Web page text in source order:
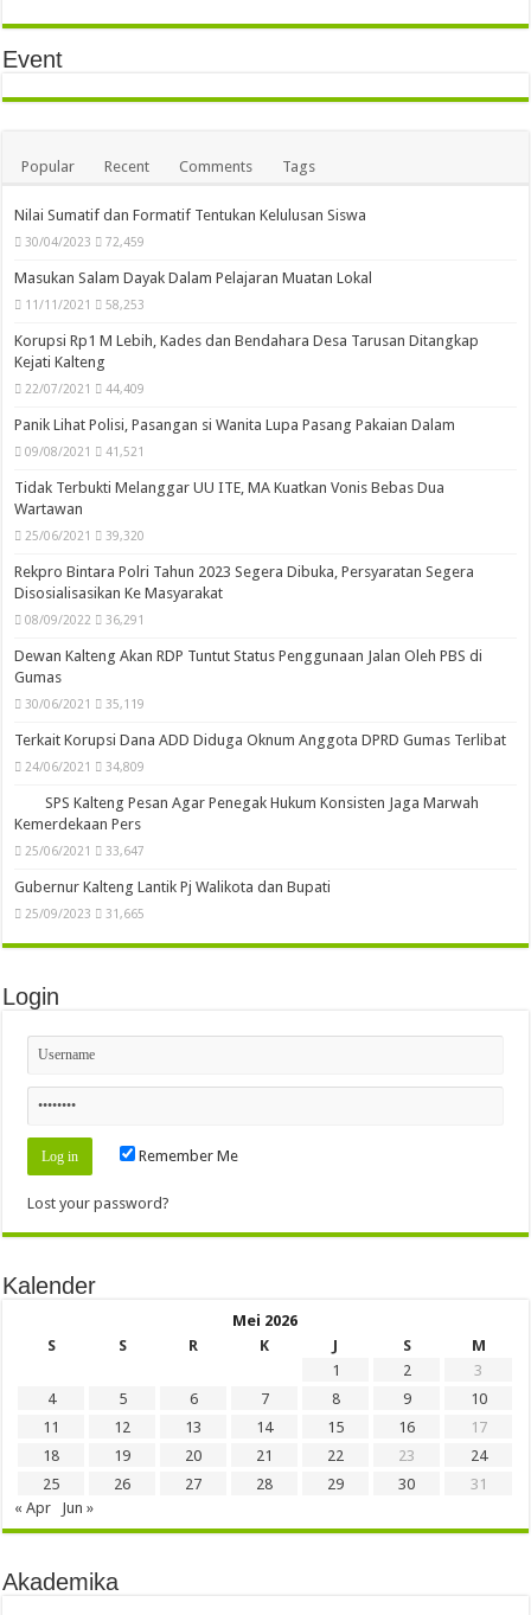
Event
Popular Recent Comments Tags
Nilai Sumatif dan Formatif Tentukan Kelulusan Siswa
30/04/2023 72,459
Masukan Salam Dayak Dalam Pelajaran Muatan Lokal
11/11/2021 58,253
Korupsi Rp1 M Lebih, Kades dan Bendahara Desa Tarusan Ditangkap
Kejati Kalteng
22/07/2021 44,409
Panik Lihat Polisi, Pasangan si Wanita Lupa Pasang Pakaian Dalam
09/08/2021 41,521
Tidak Terbukti Melanggar UU ITE, MA Kuatkan Vonis Bebas Dua
Wartawan
25/06/2021 39,320
Rekpro Bintara Polri Tahun 2023 Segera Dibuka, Persyaratan Segera
Disosialisasikan Ke Masyarakat
08/09/2022 36,291
Dewan Kalteng Akan RDP Tuntut Status Penggunaan Jalan Oleh PBS di
Gumas
30/06/2021 35,119
Terkait Korupsi Dana ADD Diduga Oknum Anggota DPRD Gumas Terlibat
24/06/2021 34,809
SPS Kalteng Pesan Agar Penegak Hukum Konsisten Jaga Marwah
Kemerdekaan Pers
25/06/2021 33,647
Gubernur Kalteng Lantik Pj Walikota dan Bupati
25/09/2023 31,665
Login
Remember Me
Lost your password?
Kalender
Mei 2026
S
S R K J S
M
1
2
3
4
5 6 7 8 9
10
11
12 13 14 15 16
17
18
19 20 21 22 23
24
25
26 27 28 29 30
31
« Apr
Jun »
Akademika